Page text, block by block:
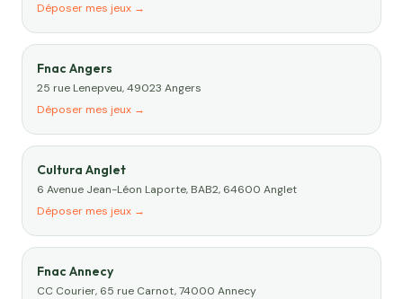
Déposer mes jeux →
Fnac Angers
25 rue Lenepveu, 49023 Angers
Déposer mes jeux →
Cultura Anglet
6 Avenue Jean-Léon Laporte, BAB2, 64600 Anglet
Déposer mes jeux →
Fnac Annecy
CC Courier, 65 rue Carnot, 74000 Annecy